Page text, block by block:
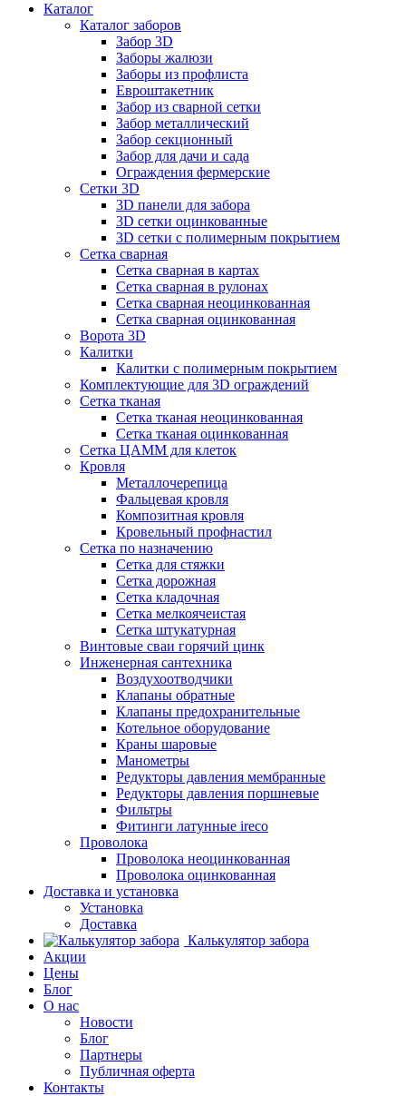
Каталог
Каталог заборов
Забор 3D
Заборы жалюзи
Заборы из профлиста
Евроштакетник
Забор из сварной сетки
Забор металлический
Забор секционный
Забор для дачи и сада
Ограждения фермерские
Сетки 3D
3D панели для забора
3D сетки оцинкованные
3D сетки с полимерным покрытием
Сетка сварная
Сетка сварная в картах
Сетка сварная в рулонах
Сетка сварная неоцинкованная
Сетка сварная оцинкованная
Ворота 3D
Калитки
Калитки с полимерным покрытием
Комплектующие для 3D ограждений
Сетка тканая
Сетка тканая неоцинкованная
Сетка тканая оцинкованная
Сетка ЦАММ для клеток
Кровля
Металлочерепица
Фальцевая кровля
Композитная кровля
Кровельный профнастил
Сетка по назначению
Сетка для стяжки
Сетка дорожная
Сетка кладочная
Сетка мелкоячеистая
Сетка штукатурная
Винтовые сваи горячий цинк
Инженерная сантехника
Воздухоотводчики
Клапаны обратные
Клапаны предохранительные
Котельное оборудование
Краны шаровые
Манометры
Редукторы давления мембранные
Редукторы давления поршневые
Фильтры
Фитинги латунные ireco
Проволока
Проволока неоцинкованная
Проволока оцинкованная
Доставка и установка
Установка
Доставка
Калькулятор забора
Акции
Цены
Блог
О нас
Новости
Блог
Партнеры
Публичная оферта
Контакты